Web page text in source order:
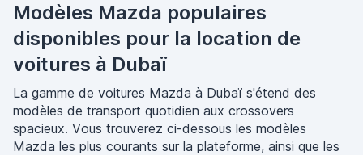
Modèles Mazda populaires
disponibles pour la location de
voitures à Dubaï
La gamme de voitures Mazda à Dubaï s'étend des
modèles de transport quotidien aux crossovers
spacieux. Vous trouverez ci-dessous les modèles
Mazda les plus courants sur la plateforme, ainsi que les